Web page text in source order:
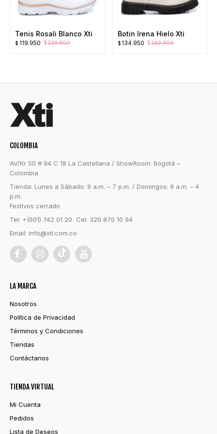
Tenis Rosali Blanco Xti
$239.900
El
$ 119.950
El
Botin Irena Hielo Xti
$269.900
El
$ 134.950
El
COLOMBIA
AV/Kr 50 # 94 C 18 La Castellana / ShowRoom: Bogotá –
Colombia
Tienda: Lunes a Sábado: 9 a.m. – 7 p.m. / Domingos: 9 a.m. – 4
p.m.
Festivos cerrado
Tel: +(601) 742 01 20 Cel: 320 870 10 94
Email: info@xti.com.co
LA MARCA
Nosotros
Política de Privacidad
Términos y Condiciones
Tiendas
Contáctanos
TIENDA VIRTUAL
Mi Cuenta
Pedidos
Lista de Deseos